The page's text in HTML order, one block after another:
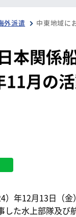
外派遣
本関係
月の活
年12月13日（
た水上部隊及び